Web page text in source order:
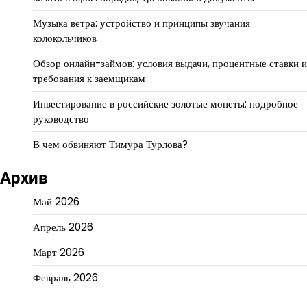
Музыка ветра: устройство и принципы звучания
колокольчиков
Обзор онлайн-займов: условия выдачи, процентные ставки и
требования к заемщикам
Инвестирование в российские золотые монеты: подробное
руководство
В чем обвиняют Тимура Турлова?
Архив
Май 2026
Апрель 2026
Март 2026
Февраль 2026